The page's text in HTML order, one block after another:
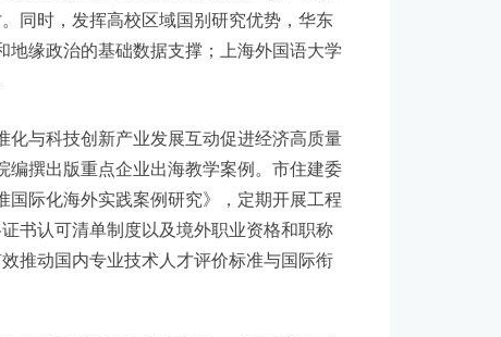
建筑学、城乡规划等专业，在国际化课
同时，发挥高校区域国别研究优势，华东
缘政治的基础数据支撑；上海外国语大学
与科技创新产业发展互动促进经济高质量
撰出版重点企业出海教学案例。市住建委